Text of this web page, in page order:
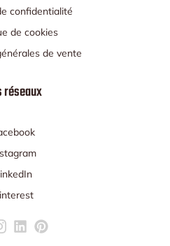
confidentialité
de cookies
de vente
réseaux